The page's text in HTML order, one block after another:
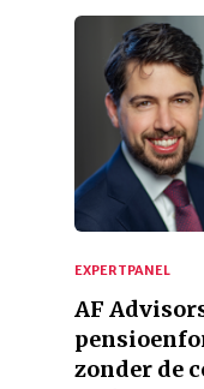
EXPERTPANEL
AF
zonder de